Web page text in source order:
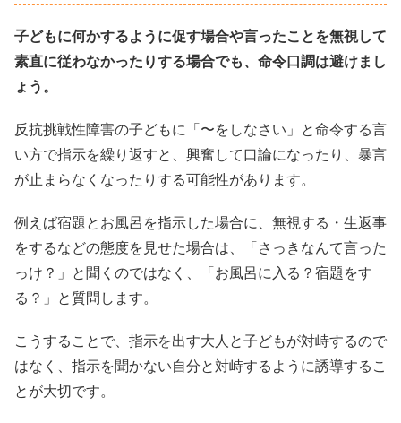
子どもに何かするように促す場合や言ったことを無視して
素直に従わなかったりする場合でも、命令口調は避けまし
ょう。
反抗挑戦性障害の子どもに「〜をしなさい」と命令する言
い方で指示を繰り返すと、興奮して口論になったり、暴言
が止まらなくなったりする可能性があります。
例えば宿題とお風呂を指示した場合に、無視する・生返事
をするなどの態度を見せた場合は、「さっきなんて言った
っけ？」と聞くのではなく、「お風呂に入る？宿題をす
る？」と質問します。
こうすることで、指示を出す大人と子どもが対峙するので
はなく、指示を聞かない自分と対峙するように誘導するこ
とが大切です。